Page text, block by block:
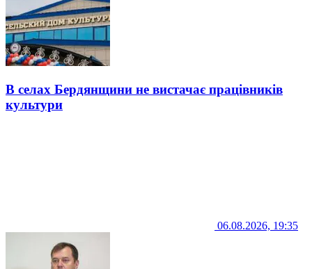
В селах Бердянщини не вистачає працівників
культури
06.08.2026, 19:35